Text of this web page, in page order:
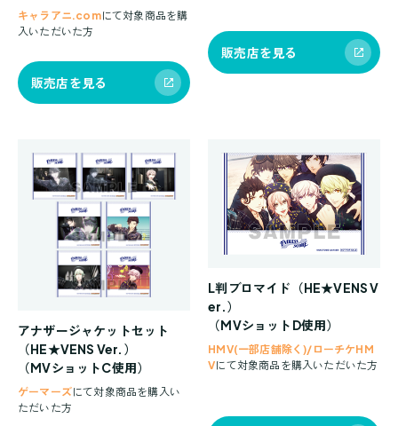
キャラアニ.comにて対象商品を購
入いただいた方
販売店を見る
販売店を見る
アナザージャケットセット
（HE★VENS Ver.）
（MVショットC使用）
ゲーマーズにて対象商品を購入い
ただいた方
L判ブロマイド（HE★VENS V
er.）
（MVショットD使用）
HMV(一部店舗除く)/ローチケHM
Vにて対象商品を購入いただいた方